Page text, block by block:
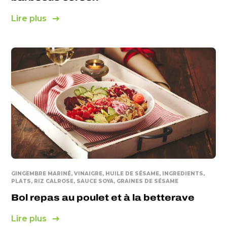
Lire plus
GINGEMBRE MARINÉ, VINAIGRE, HUILE DE SÉSAME, INGREDIENTS,
PLATS, RIZ CALROSE, SAUCE SOYA, GRAINES DE SÉSAME
Bol repas au poulet et à la betterave
Lire plus